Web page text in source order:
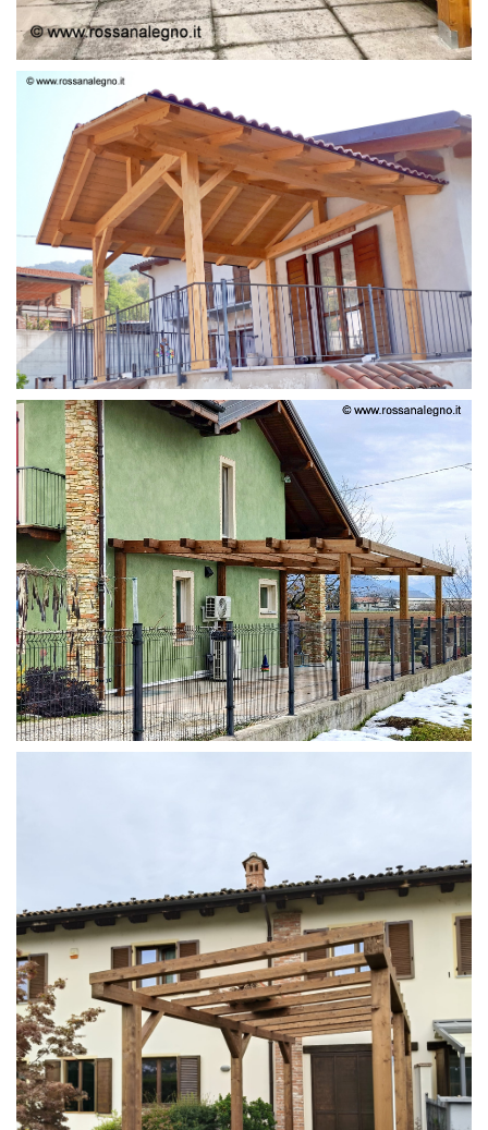
STRUTTURA LAMELLARE PRETAGLIATO
STRUTTURA ADDOSSATA IN LAMELLARE SU MISURA